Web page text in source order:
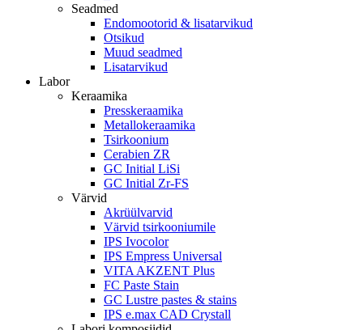
Seadmed
Endomootorid & lisatarvikud
Otsikud
Muud seadmed
Lisatarvikud
Labor
Keraamika
Presskeraamika
Metallokeraamika
Tsirkoonium
Cerabien ZR
GC Initial LiSi
GC Initial Zr-FS
Värvid
Akrüülvarvid
Värvid tsirkooniumile
IPS Ivocolor
IPS Empress Universal
VITA AKZENT Plus
FC Paste Stain
GC Lustre pastes & stains
IPS e.max CAD Crystall